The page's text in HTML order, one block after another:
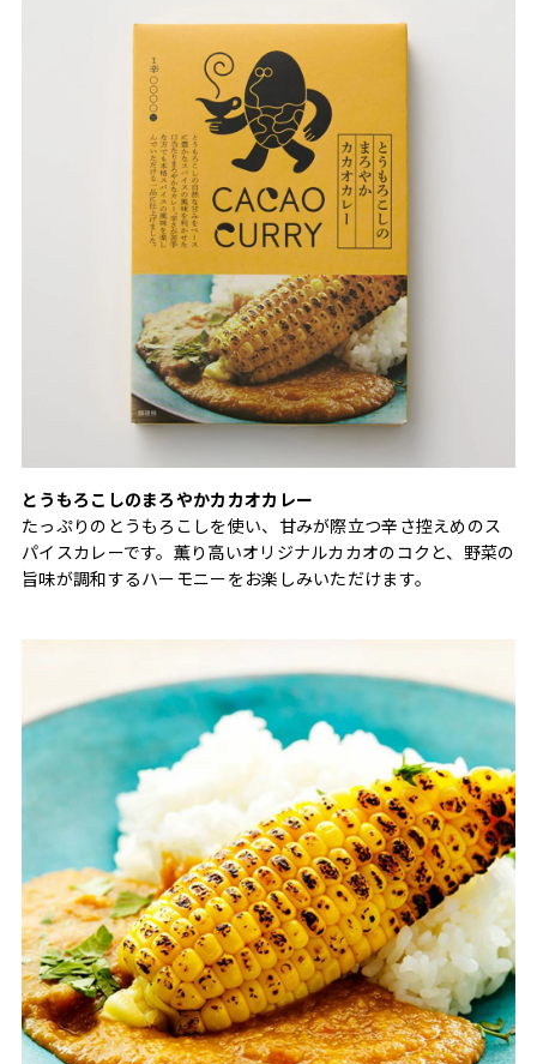
とうもろこしのまろやかカカオカレー
たっぷりのとうもろこしを使い、甘みが際立つ辛さ控えめのス
パイスカレーです。薫り高いオリジナルカカオのコクと、野菜の
旨味が調和するハーモニーをお楽しみいただけます。